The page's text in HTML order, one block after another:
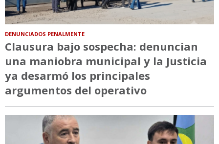
DENUNCIADOS PENALMENTE
Clausura bajo sospecha: denuncian
una maniobra municipal y la Justicia
ya desarmó los principales
argumentos del operativo